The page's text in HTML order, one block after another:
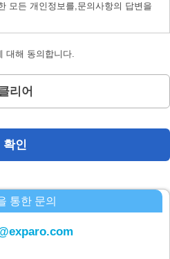
모든 개인정보를,문의사항의 답변을
가받은 경우를 제하고서,본인의 양해
하지 않습니다.
의사항 창구에 대하여
사가 보유하는 계시대상 개인정보의
창구
대해 동의합니다.
리어
확인
통한 문의